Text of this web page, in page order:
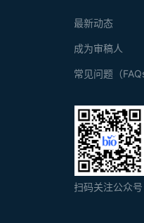
最新动态
成为审稿人
常见问题（FAQs
扫码关注公众号